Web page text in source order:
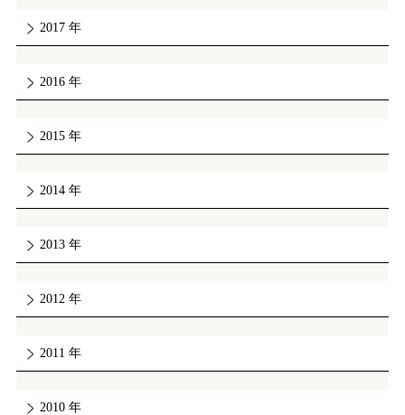
2017
2016
2015
2014
2013
2012
2011
2010